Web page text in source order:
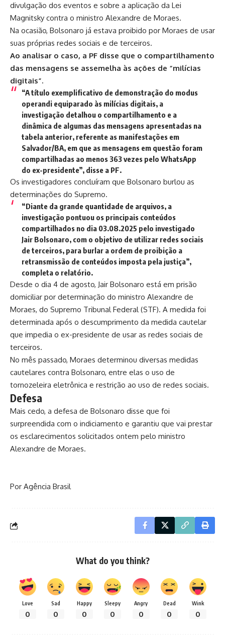
divulgação dos eventos e sobre a aplicação da Lei
Magnitsky contra o ministro Alexandre de Moraes.
Na ocasião, Bolsonaro já estava proibido por Moraes de usar
suas próprias redes sociais e de terceiros.
Ao analisar o caso, a PF disse que o compartilhamento
das mensagens se assemelha às ações de “milícias
digitais”.
“A título exemplificativo de demonstração do modus
operandi equiparado às milícias digitais, a
investigação detalhou o compartilhamento e a
dinâmica de algumas das mensagens apresentadas na
tabela anterior, referente as manifestações em
Salvador/BA, em que as mensagens em questão foram
compartilhadas ao menos 363 vezes pelo WhatsApp
do ex-presidente”, disse a PF.
Os investigadores concluíram que Bolsonaro burlou as
determinações do Supremo.
“Diante da grande quantidade de arquivos, a
investigação pontuou os principais conteúdos
compartilhados no dia 03.08.2025 pelo investigado
Jair Bolsonaro, com o objetivo de utilizar redes sociais
de terceiros, para burlar a ordem de proibição a
retransmissão de conteúdos imposta pela justiça”,
completa o relatório.
Desde o dia 4 de agosto, Jair Bolsonaro está em prisão
domiciliar por determinação do ministro Alexandre de
Moraes, do Supremo Tribunal Federal (STF). A medida foi
determinada após o descumprimento da medida cautelar
que impedia o ex-presidente de usar as redes sociais de
terceiros.
No mês passado, Moraes determinou diversas medidas
cautelares contra Bolsonaro, entre elas o uso de
tornozeleira eletrônica e restrição ao uso de redes sociais.
Defesa
Mais cedo, a defesa de Bolsonaro disse que foi
surpreendida com o indiciamento e garantiu que vai prestar
os esclarecimentos solicitados ontem pelo ministro
Alexandre de Moraes.
Por Agência Brasil
What do you think?
Love
0
Sad
0
Happy
0
Sleepy
0
Angry
0
Dead
0
Wink
0